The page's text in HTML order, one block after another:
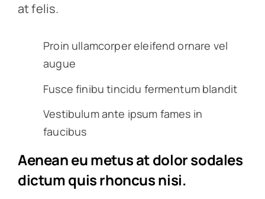
at felis.
Proin ullamcorper eleifend ornare vel
augue
Fusce finibu tincidu fermentum blandit
Vestibulum ante ipsum fames in
faucibus
Aenean eu metus at dolor sodales
dictum quis rhoncus nisi.